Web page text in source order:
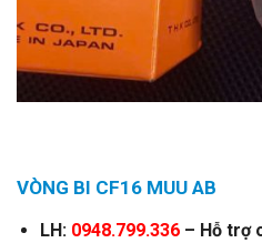
VÒNG BI CF16 MUU AB
LH: 0948.799.336 – Hỗ trợ